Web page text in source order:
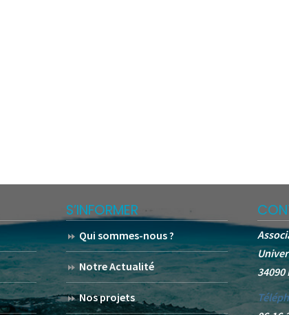
S’INFORMER
Qui sommes-nous ?
Notre Actualité
Nos projets